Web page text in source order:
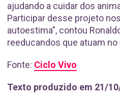
ajudando a cuidar dos
Participar desse projeto
autoestima”, contou
reeducandos que atuam no
Fonte: Ciclo Vivo
Texto produzido em 21/